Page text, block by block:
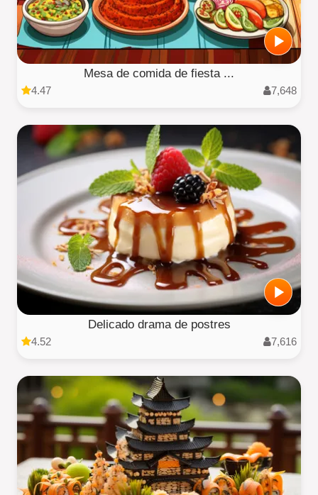
Mesa de comida de fiesta ...
4.47 7,648
Delicado drama de postres
4.52 7,616